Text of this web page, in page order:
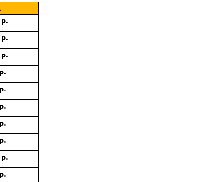
р.
р.
р.
р.
р.
р.
р.
р.
р.
р.